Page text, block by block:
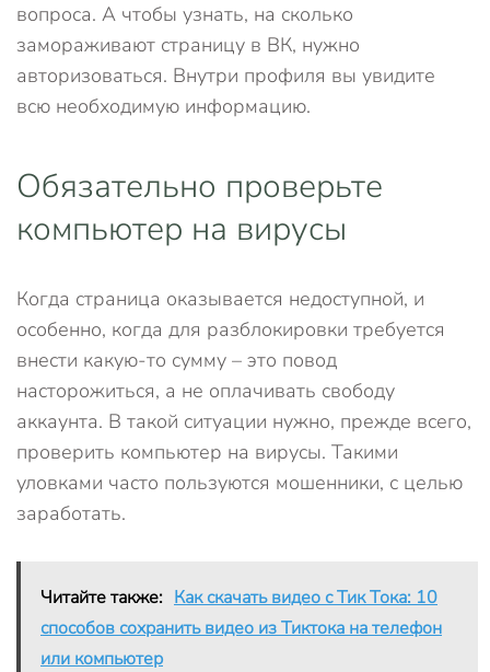
вопроса. А чтобы узнать, на сколько
замораживают страницу в ВК, нужно
авторизоваться. Внутри профиля вы увидите
всю необходимую информацию.
Обязательно проверьте
компьютер на вирусы
Когда страница оказывается недоступной, и
особенно, когда для разблокировки требуется
внести какую-то сумму – это повод
насторожиться, а не оплачивать свободу
аккаунта. В такой ситуации нужно, прежде всего,
проверить компьютер на вирусы. Такими
уловками часто пользуются мошенники, с целью
заработать.
Читайте также: Как скачать видео с Тик Тока: 10
способов сохранить видео из Тиктока на телефон
или компьютер